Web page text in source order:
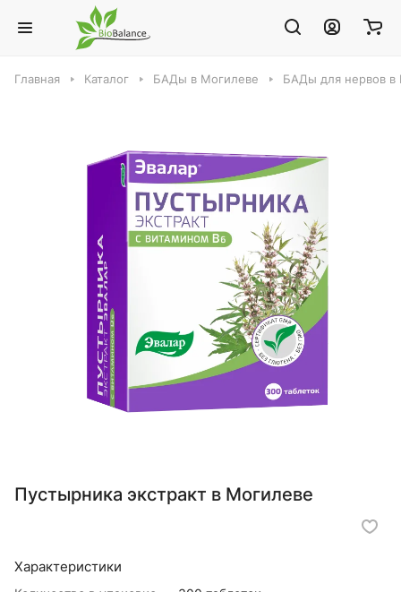
Главная Каталог БАДы в Могилеве БАДы для нервов в
Пустырника экстракт в Могилеве
Характеристики